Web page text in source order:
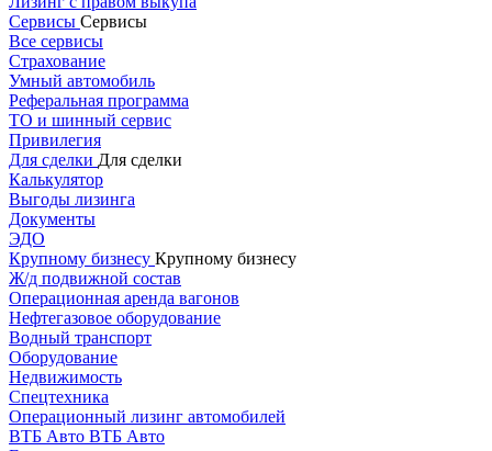
Сервисы Сервисы
Все сервисы
Страхование
Умный автомобиль
Реферальная программа
ТО и шинный сервис
Привилегия
Для сделки Для сделки
Калькулятор
Выгоды лизинга
Документы
ЭДО
Крупному бизнесу Крупному бизнесу
Ж/д подвижной состав
Операционная аренда вагонов
Нефтегазовое оборудование
Водный транспорт
Оборудование
Недвижимость
Спецтехника
Операционный лизинг автомобилей
ВТБ Авто ВТБ Авто